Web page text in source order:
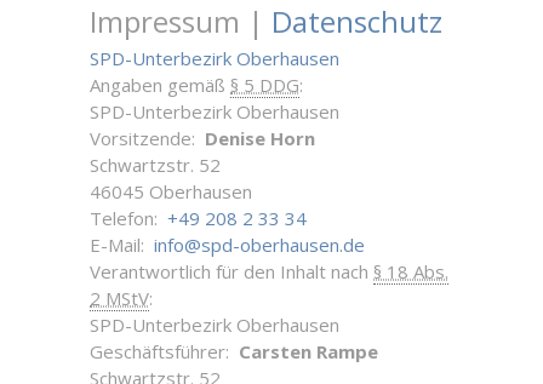
Impressum | Datenschutz
SPD-Unterbezirk Oberhausen
Angaben gemäß § 5 DDG:
SPD-Unterbezirk Oberhausen
Vorsitzende: Denise Horn
Schwartzstr. 52
46045 Oberhausen
Telefon: +49 208 2 33 34
E-Mail: info@spd-oberhausen.de
Verantwortlich für den Inhalt nach § 18 Abs.
2 MStV:
SPD-Unterbezirk Oberhausen
Geschäftsführer: Carsten Rampe
Schwartzstr. 52